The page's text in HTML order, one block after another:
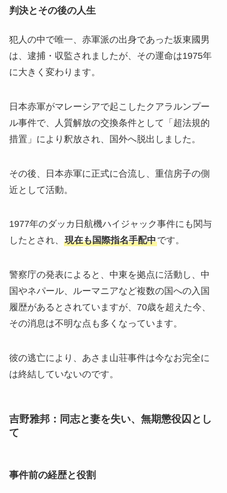
判決とその後の人生
犯人の中で唯一、赤軍派の出身であった坂東國男
は、逮捕・収監されましたが、その運命は1975年
に大きく変わります。
日本赤軍がマレーシアで起こしたクアラルンプー
ル事件で、人質解放の交換条件として「超法規的
措置」により釈放され、国外へ脱出しました。
その後、日本赤軍に正式に合流し、重信房子の側
近として活動。
1977年のダッカ日航機ハイジャック事件にも関与
したとされ、 現在も国際指名手配中です。
警察庁の発表によると、中東を拠点に活動し、中
国やネパール、ルーマニアなど複数の国への入国
履歴があるとされていますが、70歳を超えた今、
その消息は不明な点も多くなっています。
彼の逃亡により、あさま山荘事件は今なお完全に
は終結していないのです。
吉野雅邦：同志と妻を失い、無期懲役囚とし
て
事件前の経歴と役割